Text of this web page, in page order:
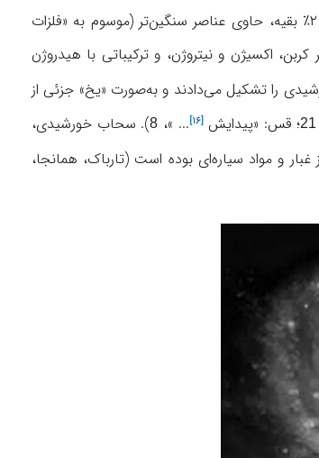
فلزات
اکسیژن و نیتروژن، و ترکیباتی با هیدروژن
(بخار یا محلول آمونیاک) بود. این ترکیبات حدود ۵/ ۱٪ از سحاب خورشیدی را تشکیل می‌دادند و به‌صورت «یخ» جزئی از
21؛ قس: «پیدایش[۱۶] ... »، 8). سحاب خورشیدی،
و مواد سیاره‌ای بوده است (تارباک، همانجا،